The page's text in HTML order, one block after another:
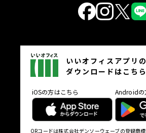
いいオフィスアプリの
ダウンロードはこち
iOSの方はこちら Androidの
QRコードは株式会社デンソーウェーブの登録商